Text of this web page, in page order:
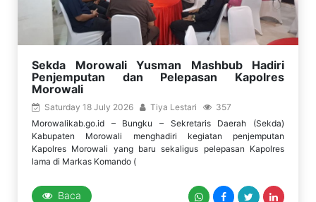
Sekda Morowali Yusman Mashbub Hadiri
Penjemputan dan Pelepasan Kapolres
Morowali
Saturday 18 July 2026 Tiya Lestari
357
Morowalikab.go.id – Bungku – Sekretaris Daerah (Sekda)
Kabupaten Morowali menghadiri kegiatan penjemputan
Kapolres Morowali yang baru sekaligus pelepasan Kapolres
lama di Markas Komando (
Baca